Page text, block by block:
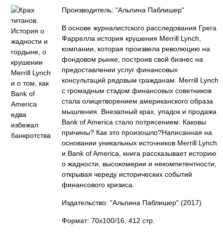
Производитель: "Альпина Паблишер"
В основе журналистского расследования Грега
Фаррелла история крушения Merrill Lynch,
компании, которая произвела революцию на
фондовом рынке, построив свой бизнес на
предоставлении услуг финансовых
консультаций рядовым гражданам. Merrill Lynch
с громадным стадом финансовых советников
стала олицетворением американского образа
мышления. Внезапный крах, упадок и продажа
Bank of America стало потрясением. Каковы
причины? Как это произошло?Написанная на
основании уникальных источников Merrill Lynch
и Bank of America, книга рассказывает историю
о жадности, высокомерии и некомпетентности,
открывая череду исторических событий
финансового кризиса.
Издательство: "Альпина Паблишер" (2017)
Формат: 70x100/16, 412 стр.